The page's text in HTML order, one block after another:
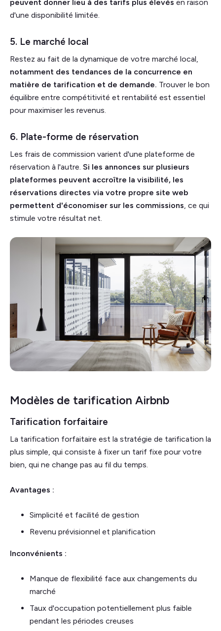
peuvent donner lieu à des tarifs plus élevés en raison
d'une disponibilité limitée.
5. Le marché local
Restez au fait de la dynamique de votre marché local,
notamment des tendances de la concurrence en
matière de tarification et de demande. Trouver le bon
équilibre entre compétitivité et rentabilité est essentiel
pour maximiser les revenus.
6. Plate-forme de réservation
Les frais de commission varient d'une plateforme de
réservation à l'autre. Si les annonces sur plusieurs
plateformes peuvent accroître la visibilité, les
réservations directes via votre propre site web
permettent d'économiser sur les commissions, ce qui
stimule votre résultat net.
Modèles de tarification Airbnb
Tarification forfaitaire
La tarification forfaitaire est la stratégie de tarification la
plus simple, qui consiste à fixer un tarif fixe pour votre
bien, qui ne change pas au fil du temps.
Avantages :
Simplicité et facilité de gestion
Revenu prévisionnel et planification
Inconvénients :
Manque de flexibilité face aux changements du
marché
Taux d'occupation potentiellement plus faible
pendant les périodes creuses